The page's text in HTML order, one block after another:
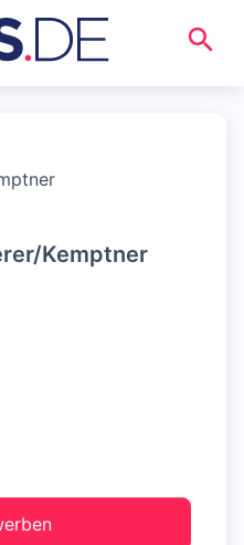
Kemptner